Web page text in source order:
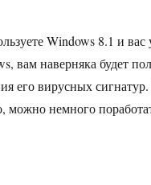
Windows 8.1 и вас
вам наверняка будет
его вирусных
можно немного
частоту